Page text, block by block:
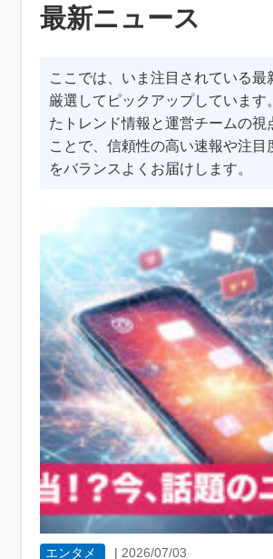
最新ニュース
ここでは、いま注目されている最
厳選してピックアップしています
たトレンド情報と運営チームの視
ことで、信頼性の高い速報や注目
をバランスよくお届けします。
エンタメ |2026/07/03